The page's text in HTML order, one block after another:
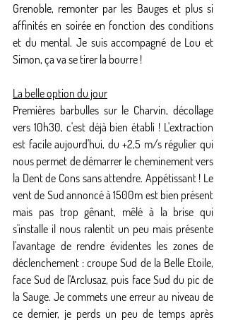
Grenoble, remonter par les Bauges et plus si
affinités en soirée en fonction des conditions
et du mental. Je suis accompagné de Lou et
Simon, ça va se tirer la bourre !
La belle option du jour
Premières barbulles sur le Charvin, décollage
vers 10h30, c'est déjà bien établi ! L'extraction
est facile aujourd'hui, du +2,5 m/s régulier qui
nous permet de démarrer le cheminement vers
la Dent de Cons sans attendre. Appétissant ! Le
vent de Sud annoncé à 1500m est bien présent
mais pas trop gênant, mêlé à la brise qui
s'installe il nous ralentit un peu mais présente
l'avantage de rendre évidentes les zones de
déclenchement : croupe Sud de la Belle Etoile,
face Sud de l'Arclusaz, puis face Sud du pic de
la Sauge. Je commets une erreur au niveau de
ce dernier, je perds un peu de temps après